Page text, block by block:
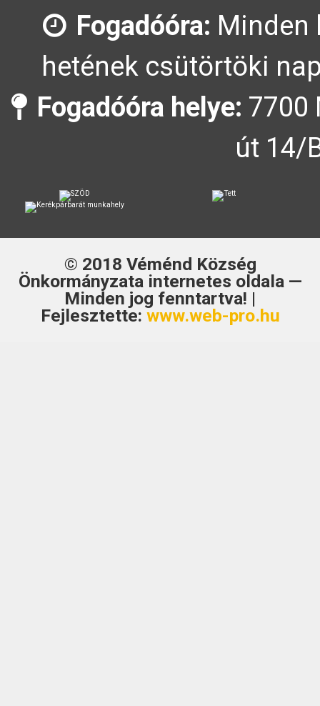
Fogadóóra: Minden
hetének csütörtöki
Fogadóóra helye: 7700
út 14/
© 2018 Véménd Község
Önkormányzatainternetes oldala —
Minden jog fenntartva! |
Fejlesztette: www.web-pro.hu